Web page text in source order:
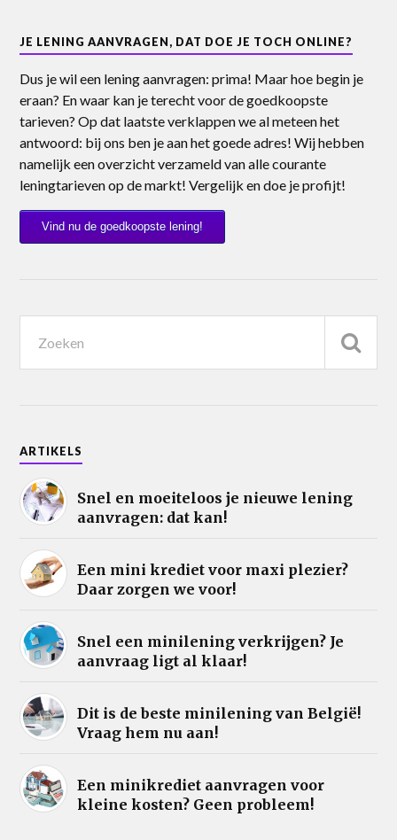
JE LENING AANVRAGEN, DAT DOE JE TOCH ONLINE?
Dus je wil een lening aanvragen: prima! Maar hoe begin je
eraan? En waar kan je terecht voor de goedkoopste
tarieven? Op dat laatste verklappen we al meteen het
antwoord: bij ons ben je aan het goede adres! Wij hebben
namelijk een overzicht verzameld van alle courante
leningtarieven op de markt! Vergelijk en doe je profijt!
Vind nu de goedkoopste lening!
ARTIKELS
Snel en moeiteloos je nieuwe lening
aanvragen: dat kan!
Een mini krediet voor maxi plezier?
Daar zorgen we voor!
Snel een minilening verkrijgen? Je
aanvraag ligt al klaar!
Dit is de beste minilening van België!
Vraag hem nu aan!
Een minikrediet aanvragen voor
kleine kosten? Geen probleem!